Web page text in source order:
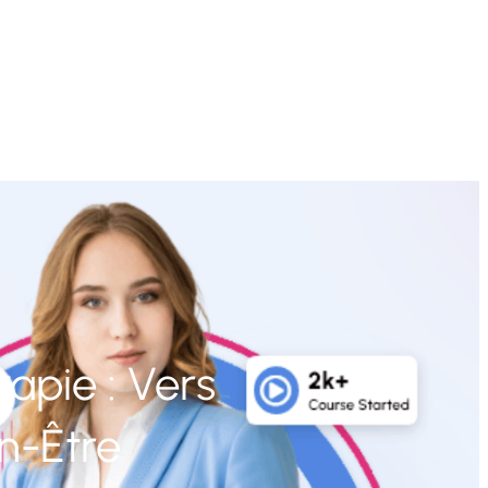
: Vers
Être